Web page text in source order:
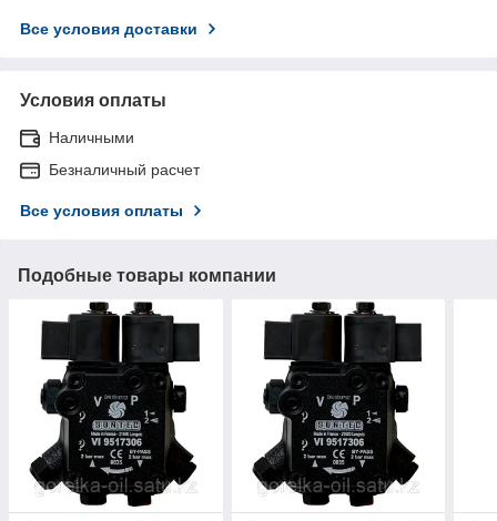
Все условия доставки
Условия оплаты
Наличными
Безналичный расчет
Все условия оплаты
Подобные товары компании